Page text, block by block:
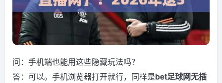
问：手机端也能用这些隐藏玩法吗？
答：可以。手机浏览器打开就行，同样是bet足球网无插